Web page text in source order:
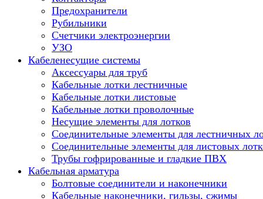
Предохранители
Рубильники
Счетчики электроэнергии
УЗО
Кабеленесущие системы
Аксессуары для труб
Кабельные лотки лестничные
Кабельные лотки листовые
Кабельные лотки проволочные
Несущие элементы для лотков
Соединительные элементы для лестничных
Соединительные элементы для листовых
Трубы гофрированные и гладкие ПВХ
Кабельная арматура
Болтовые соединители и наконечники
Кабельные наконечники, гильзы, сжимы